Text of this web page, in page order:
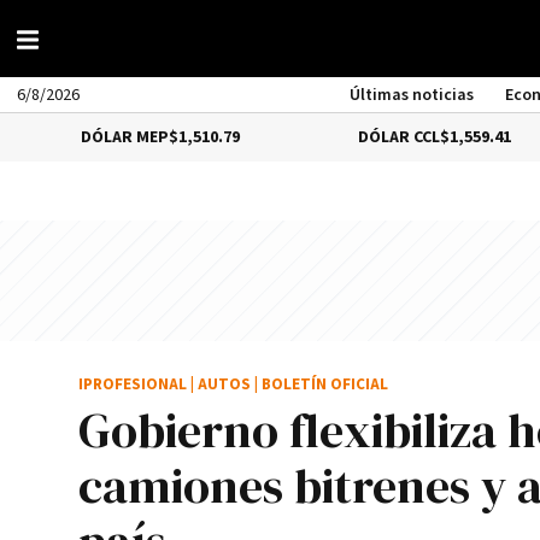
6/8/2026 Últimas noticias
DÓLAR MEP$1,510.79 DÓLAR CCL$1,559.41
Gobierno flexibiliza
camiones bitrenes y
IPROFESIONAL AUTOS BOLETÍN OFICIAL